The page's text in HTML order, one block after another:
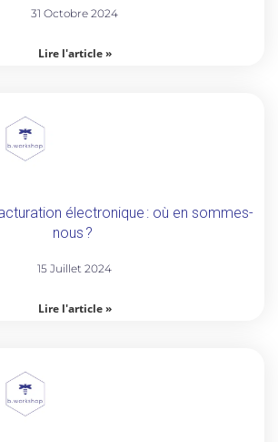
31 Octobre 2024
Lire l'article »
électronique : où en sommes-
nous ?
15 Juillet 2024
Lire l'article »